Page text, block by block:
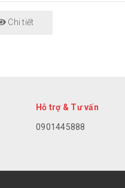
Chi tiết
Hỗ trợ & Tư vấn
0901445888